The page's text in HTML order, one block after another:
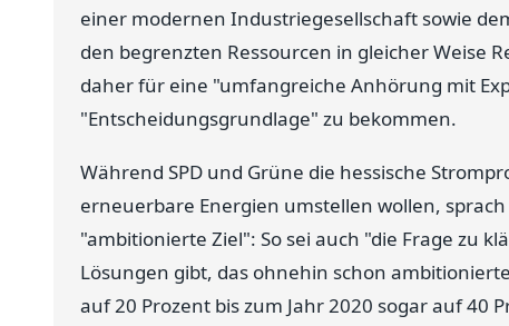
einer modernen Industriegesellschaft sowie
den begrenzten Ressourcen in gleicher Weise
daher für eine "umfangreiche Anhörung mit
"Entscheidungsgrundlage" zu bekommen.
Während SPD und Grüne die hessische
erneuerbare Energien umstellen wollen,
"ambitionierte Ziel": So sei auch "die Frage zu
Lösungen gibt, das ohnehin schon
auf 20 Prozent bis zum Jahr 2020 sogar auf 40